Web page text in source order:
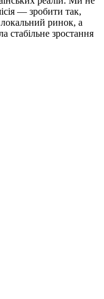
— зробити так,
ринок, а
стабільне зростання